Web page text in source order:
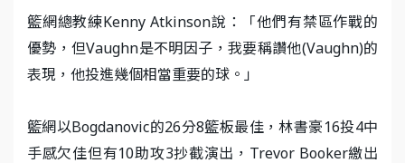
籃網總教練Kenny Atkinson說：「他們有禁區作戰的
優勢，但Vaughn是不明因子，我要稱讚他(Vaughn)的
表現，他投進幾個相當重要的球。」
籃網以Bogdanovic的26分8籃板最佳，林書豪16投4中
手感欠佳但有10助攻3抄截演出，Trevor Booker繳出